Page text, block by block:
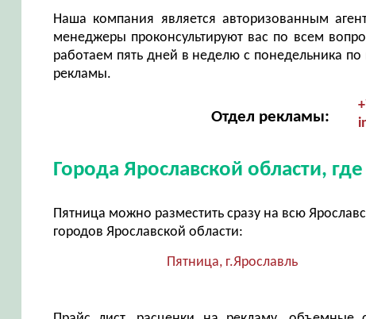
Наша компания является авторизованным
менеджеры проконсультируют вас по всем
работаем пять дней в неделю с понедельника
рекламы.
Отдел рекламы:
Города Ярославской области,
Пятница можно разместить сразу на всю
городов Ярославской области:
Пятница, г.Ярославль